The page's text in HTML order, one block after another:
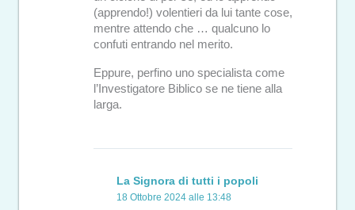
(apprendo!) volentieri da lui tante cose,
mentre attendo che … qualcuno lo
confuti entrando nel merito.
Eppure, perfino uno specialista come
l’Investigatore Biblico se ne tiene alla
larga.
La Signora di tutti i popoli
18 Ottobre 2024 alle 13:48